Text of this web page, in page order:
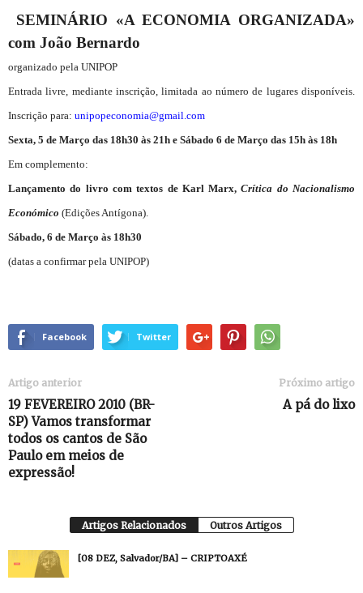
SEMINÁRIO «A ECONOMIA ORGANIZADA»
com João Bernardo
organizado pela UNIPOP
Entrada livre, mediante inscrição, limitada ao número de lugares disponíveis.
Inscrição para: unipopeconomia@gmail.com
Sexta, 5 de Março das 18h30 às 21h e Sábado 6 de Março das 15h às 18h
Em complemento:
Lançamento do livro com textos de Karl Marx,Crítica do Nacionalismo
Económico (Edições Antígona).
Sábado, 6 de Março às 18h30
(datas a confirmar pela UNIPOP)
Facebook Twitter
Artigo anterior
19 FEVEREIRO 2010 (BR-
SP) Vamos transformar
todos os cantos de São
Paulo em meios de
expressão!
Próximo artigo
A pá do lixo
Artigos Relacionados Outros Artigos
[08 DEZ, Salvador/BA] – CRIPTOAXÉ